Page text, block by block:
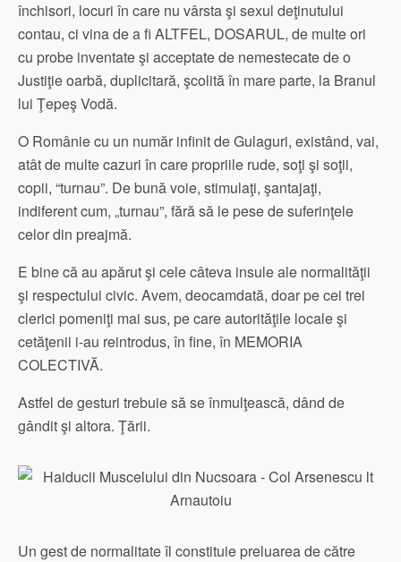
închisori, locuri în care nu vârsta şi sexul deţinutului
contau, ci vina de a fi ALTFEL, DOSARUL, de multe ori
cu probe inventate şi acceptate de nemestecate de o
Justiţie oarbă, duplicitară, şcolită în mare parte, la Branul
lui Ţepeş Vodă.
O Românie cu un număr infinit de Gulaguri, existând, vai,
atât de multe cazuri în care propriile rude, soţi şi soţii,
copii, “turnau”. De bună voie, stimulaţi, şantajaţi,
indiferent cum, „turnau”, fără să le pese de suferinţele
celor din preajmă.
E bine că au apărut şi cele câteva insule ale normalităţii
şi respectului civic. Avem, deocamdată, doar pe cei trei
clerici pomeniţi mai sus, pe care autorităţile locale şi
cetăţenii i-au reintrodus, în fine, în MEMORIA
COLECTIVĂ.
Astfel de gesturi trebuie să se înmulţească, dând de
gândit şi altora. Ţării.
Un gest de normalitate îl constituie preluarea de către